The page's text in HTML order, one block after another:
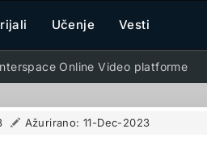
Učenje Vesti
Online Video platforme
Ažurirano: 11-Dec-2023